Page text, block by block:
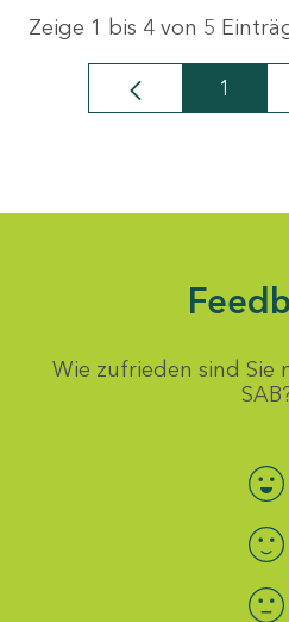
Zeige 1 bis 4 von 5
Seite
1
Wie zufrieden sind Sie